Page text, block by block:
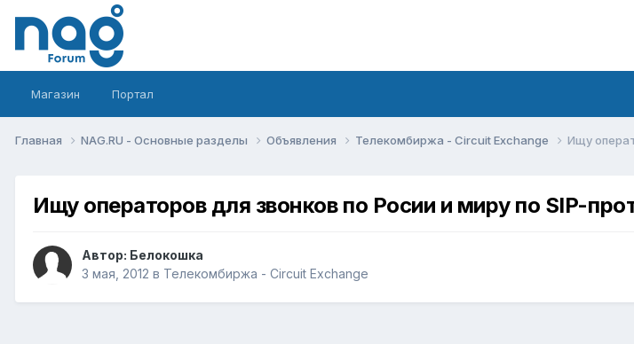
Магазин Портал
Главная NAG.RU - Основные разделы Объявления Телекомбиржа - Circuit Exchange Ищу
Ищу операторов для звонков по Росии и миру по SIP-
Автор: Белокошка
3 мая, 2012 в Телекомбиржа - Circuit Exchange